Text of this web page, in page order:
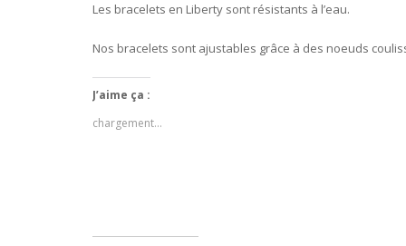
Les bracelets en Liberty sont résistants à l’eau.
Nos bracelets sont ajustables grâce à des noeuds
J’aime ça :
chargement…